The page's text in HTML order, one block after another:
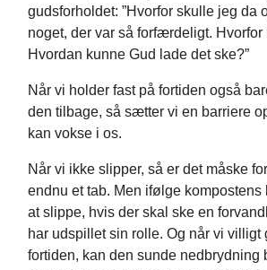
gudsforholdet: ”Hvorfor skulle jeg da
noget, der var så forfærdeligt. Hvorfor
Hvordan kunne Gud lade det ske?”
Når vi holder fast på fortiden også
den tilbage, så sætter vi en barriere
kan vokse i os.
Når vi ikke slipper, så er det måske
endnu et tab. Men ifølge kompostens
at slippe, hvis der skal ske en
har udspillet sin rolle. Og når vi villigt
fortiden, kan den sunde nedbrydning